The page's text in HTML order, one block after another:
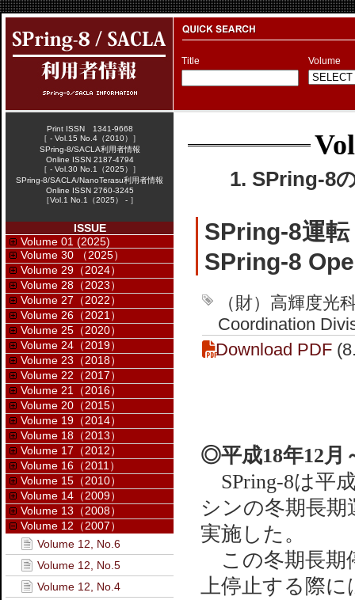
Title Volume
1. SPring-8
SPring-8運転
SPring-8
（財）高輝度
Coordination
Download PDF
◎平成18年12月
SPring-8は平
シンの冬期長
実施した。
この冬期長期
上停止する際に
Print ISSN 1341-9668
［ - Vol.15 No.4（2010）］
SPring-8/SACLA利用者情報
Online ISSN 2187-4794
［ - Vol.30 No.1（2025）］
SPring-8/SACLA/NanoTerasu利用者情報
Online ISSN 2760-3245
［Vol.1 No.1（2025） - ］
ISSUE
Volume 01 (2025)
Volume 30 （2025）
Volume 29（2024）
Volume 28（2023）
Volume 27（2022）
Volume 26（2021）
Volume 25（2020）
Volume 24（2019）
Volume 23（2018）
Volume 22（2017）
Volume 21（2016）
Volume 20（2015）
Volume 19（2014）
Volume 18（2013）
Volume 17（2012）
Volume 16（2011）
Volume 15（2010）
Volume 14（2009）
Volume 13（2008）
Volume 12（2007）
Volume 12, No.6
Volume 12, No.5
Volume 12, No.4